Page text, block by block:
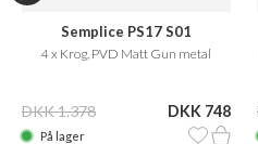
Semplice PS17 S01
4 x Krog, PVD Matt Gun metal
DKK 1.378 DKK 748
På lager